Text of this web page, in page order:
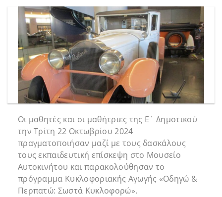
content
Οι μαθητές και οι μαθήτριες της Ε΄ Δημοτικού
την Τρίτη 22 Οκτωβρίου 2024
πραγματοποιήσαν μαζί με τους δασκάλους
τους εκπαιδευτική επίσκεψη στο Μουσείο
Αυτοκινήτου και παρακολούθησαν το
πρόγραμμα Κυκλοφοριακής Αγωγής «Οδηγώ &
Περπατώ: Σωστά Κυκλοφορώ».